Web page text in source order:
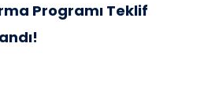
Programı Teklif